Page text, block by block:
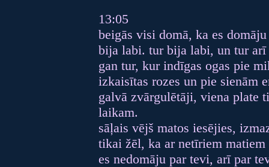
13:05
beigās visi domā, ka es
bija labi. tur bija labi, un tur
gan tur, kur indīgas ogas pie
izkaisītas rozes un pie sienām
galvā zvārgulētāji, viena plate
laikam.
sāļais vējš matos iesējies,
tikai žēl, ka ar netīriem matiem
es nedomāju par tevi, arī par